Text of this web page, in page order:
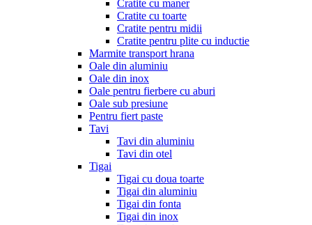
Cratite cu maner
Cratite cu toarte
Cratite pentru midii
Cratite pentru plite cu inductie
Marmite transport hrana
Oale din aluminiu
Oale din inox
Oale pentru fierbere cu aburi
Oale sub presiune
Pentru fiert paste
Tavi
Tavi din aluminiu
Tavi din otel
Tigai
Tigai cu doua toarte
Tigai din aluminiu
Tigai din fonta
Tigai din inox